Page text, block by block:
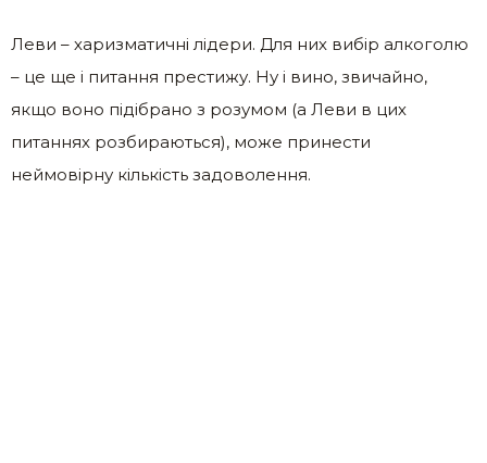
Леви – харизматичні лідери. Для них вибір алкоголю
– це ще і питання престижу. Ну і вино, звичайно,
якщо воно підібрано з розумом (а Леви в цих
питаннях розбираються), може принести
неймовірну кількість задоволення.